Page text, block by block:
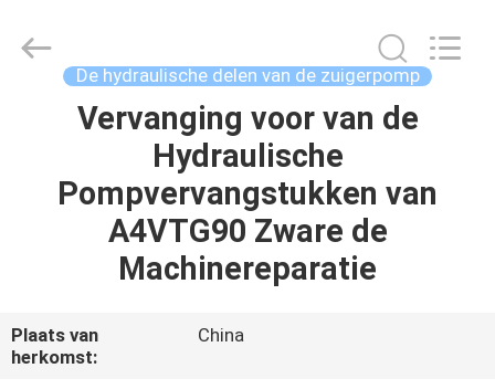
PRODUCTEN
ONGEVEER
FABRIEKSREIS
Fluid
Power
De hydraulische delen van de zuigerpomp
Vervanging voor van de
Hydraulische
Pompvervangstukken van
A4VTG90 Zware de
Machinereparatie
Plaats van
herkomst:
China